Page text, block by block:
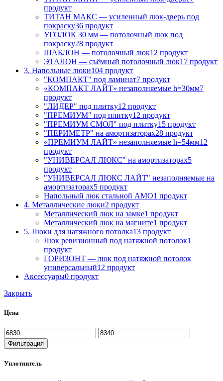
продукт
ТИТАН МАКС — усиленный люк-дверь под
покраску36 продукт
УГОЛОК 30 мм — потолочный люк под
покраску28 продукт
ШАБЛОН — потолочный люк12 продукт
ЭТАЛОН — съёмный потолочный люк17 продукт
3. Напольные люки104 продукт
"КОМПАКТ" под ламинат7 продукт
«КОМПАКТ ЛАЙТ» незаполняемые h=30мм7
продукт
"ЛИДЕР" под плитку12 продукт
"ПРЕМИУМ" под плитку12 продукт
"ПРЕМИУМ СМОЛ" под плитку15 продукт
"ПЕРИМЕТР" на амортизаторах28 продукт
«ПРЕМИУМ ЛАЙТ» незаполняемые h=54мм12
продукт
"УНИВЕРСАЛ ЛЮКС" на амортизаторах5
продукт
"УНИВЕРСАЛ ЛЮКС ЛАЙТ" незаполняемые на
амортизаторах5 продукт
Напольный люк стальной АМО1 продукт
4. Металлические люки2 продукт
Металлический люк на замке1 продукт
Металлический люк на магните1 продукт
5. Люки для натяжного потолка13 продукт
Люк ревизионный под натяжной потолок1
продукт
ГОРИЗОНТ — люк под натяжной потолок
универсальный12 продукт
Аксессуары0 продукт
Закрыть
Цена
Фильтрация
Уплотнитель